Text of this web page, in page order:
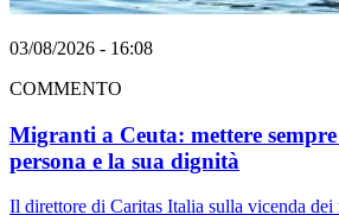
03/08/2026 - 16:08
COMMENTO
Migranti a Ceuta: mettere
persona e la sua dignità
Il direttore di Caritas Italia sulla vicenda dei